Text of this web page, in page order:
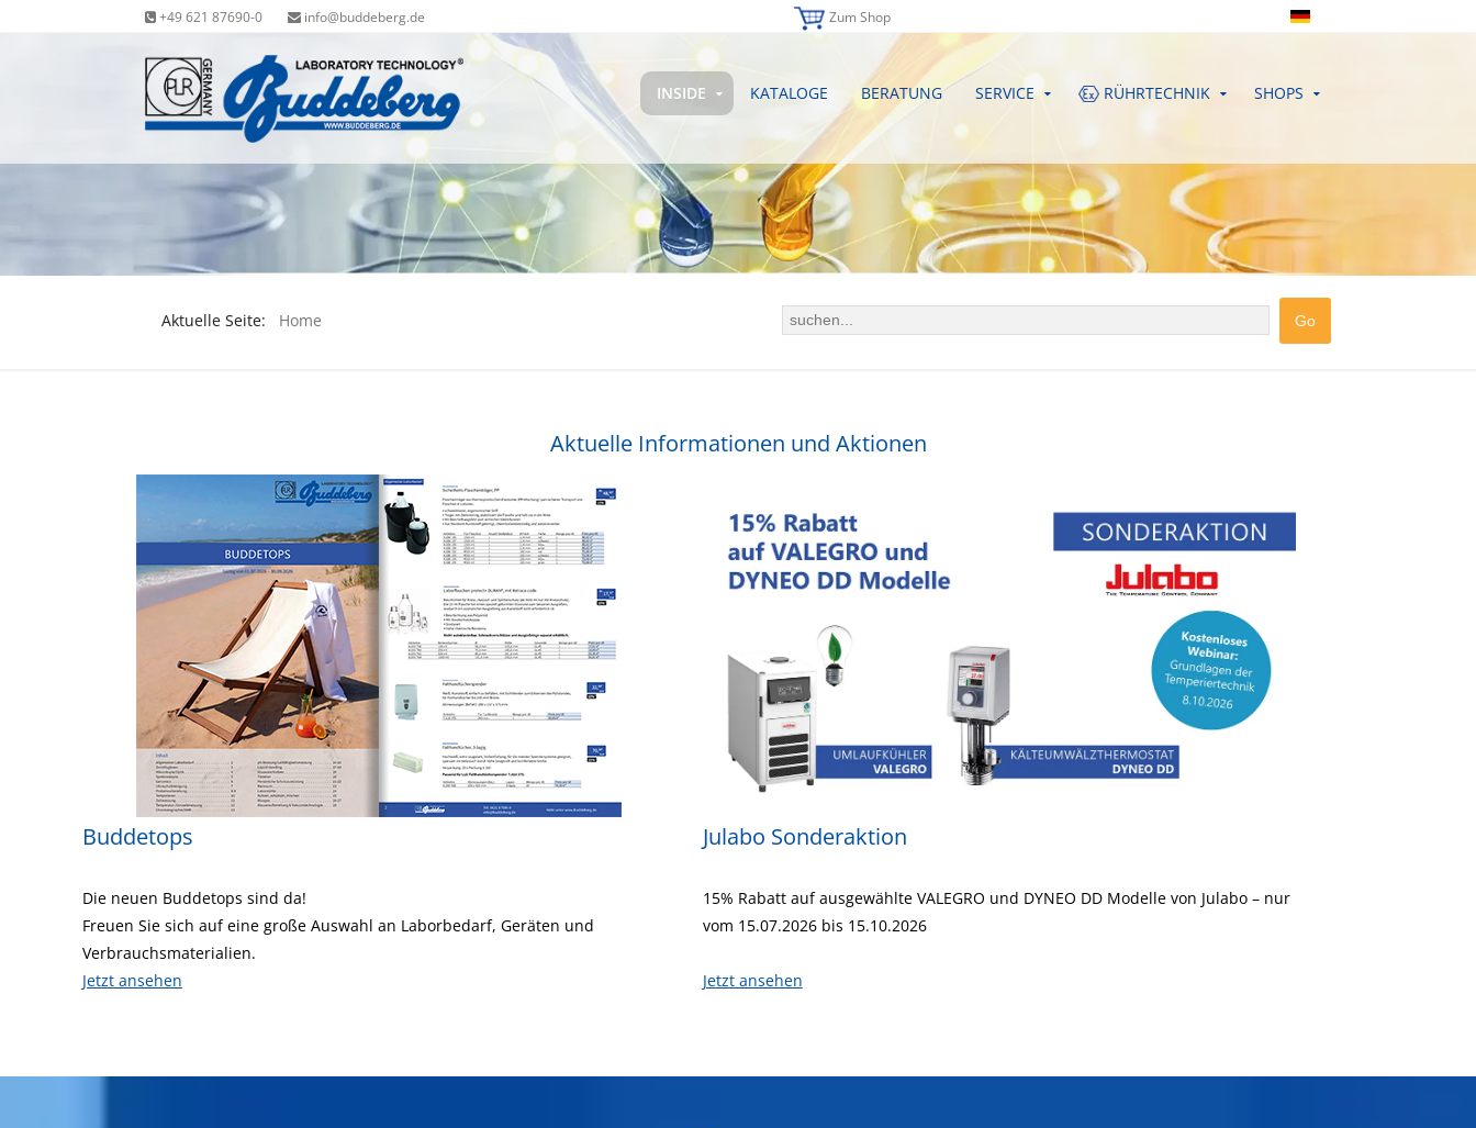
+49 621 87690-0 info@buddeberg.de Zum Shop
INSIDE KATALOGE BERATUNG SERVICE RÜHRTECHNIK SHOPS
Aktuelle Seite: Home
Aktuelle Informationen und Aktionen
Buddetops
Die neuen Buddetops sind da!
Freuen Sie sich auf eine große Auswahl an Laborbedarf, Geräten und
Verbrauchsmaterialien.
Jetzt ansehen
Julabo Sonderaktion
15% Rabatt auf ausgewählte VALEGRO und DYNEO DD Modelle von Julabo – nur
vom 15.07.2026 bis 15.10.2026
Jetzt ansehen